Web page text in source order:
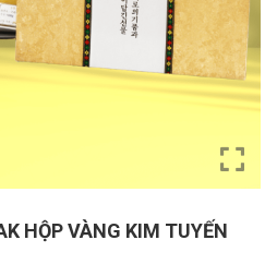
HỘP VÀNG KIM TUYẾN